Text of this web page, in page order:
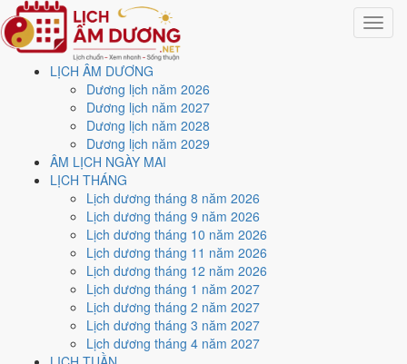
Toggle
LỊCH ÂM DƯƠNG
Dương lịch năm 2026
Dương lịch năm 2027
Dương lịch năm 2028
Dương lịch năm 2029
ÂM LỊCH NGÀY MAI
LỊCH THÁNG
Lịch dương tháng 8 năm 2026
Lịch dương tháng 9 năm 2026
Lịch dương tháng 10 năm 2026
Lịch dương tháng 11 năm 2026
Lịch dương tháng 12 năm 2026
Lịch dương tháng 1 năm 2027
Lịch dương tháng 2 năm 2027
Lịch dương tháng 3 năm 2027
Lịch dương tháng 4 năm 2027
Trang chủ
Lịch năm 2019
Lịch âm dương năm 2019 -
Kỷ Hợi · Bát Bạch Cấn Thổ
Nguyễn Minh An·Cập nhật: 30/07/2026
2019 (Kỷ Hợi), Tết Nguyên đán vào5/2/2019
Kỷ Hợi 2019có Thiên Can Kỷ hành Thổ, Địa Chi Hợi hành Thủy.
Bình Địa Mộchành Mộc. Hai hành Can và Chi Thổ khắc
Thủy (tương khắc), đó là nền khí của cả năm.
81 ngày đạt mức Tốt trở lên, dồn nhiều nhất vào
2 và 7. Mức này chấm theo thang 5 bậc dùng chung với trang chi tiết